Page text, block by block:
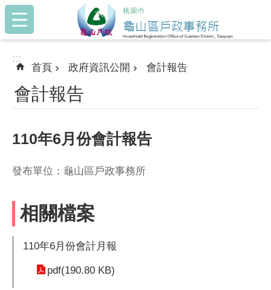
跳到主要內容區塊
:::
:::
首頁 政府資訊公開 會計報告
會計報告
110年6月份會計報告
發布單位：龜山區戶政事務所
相關檔案
110年6月份會計月報
pdf(190.80 KB)